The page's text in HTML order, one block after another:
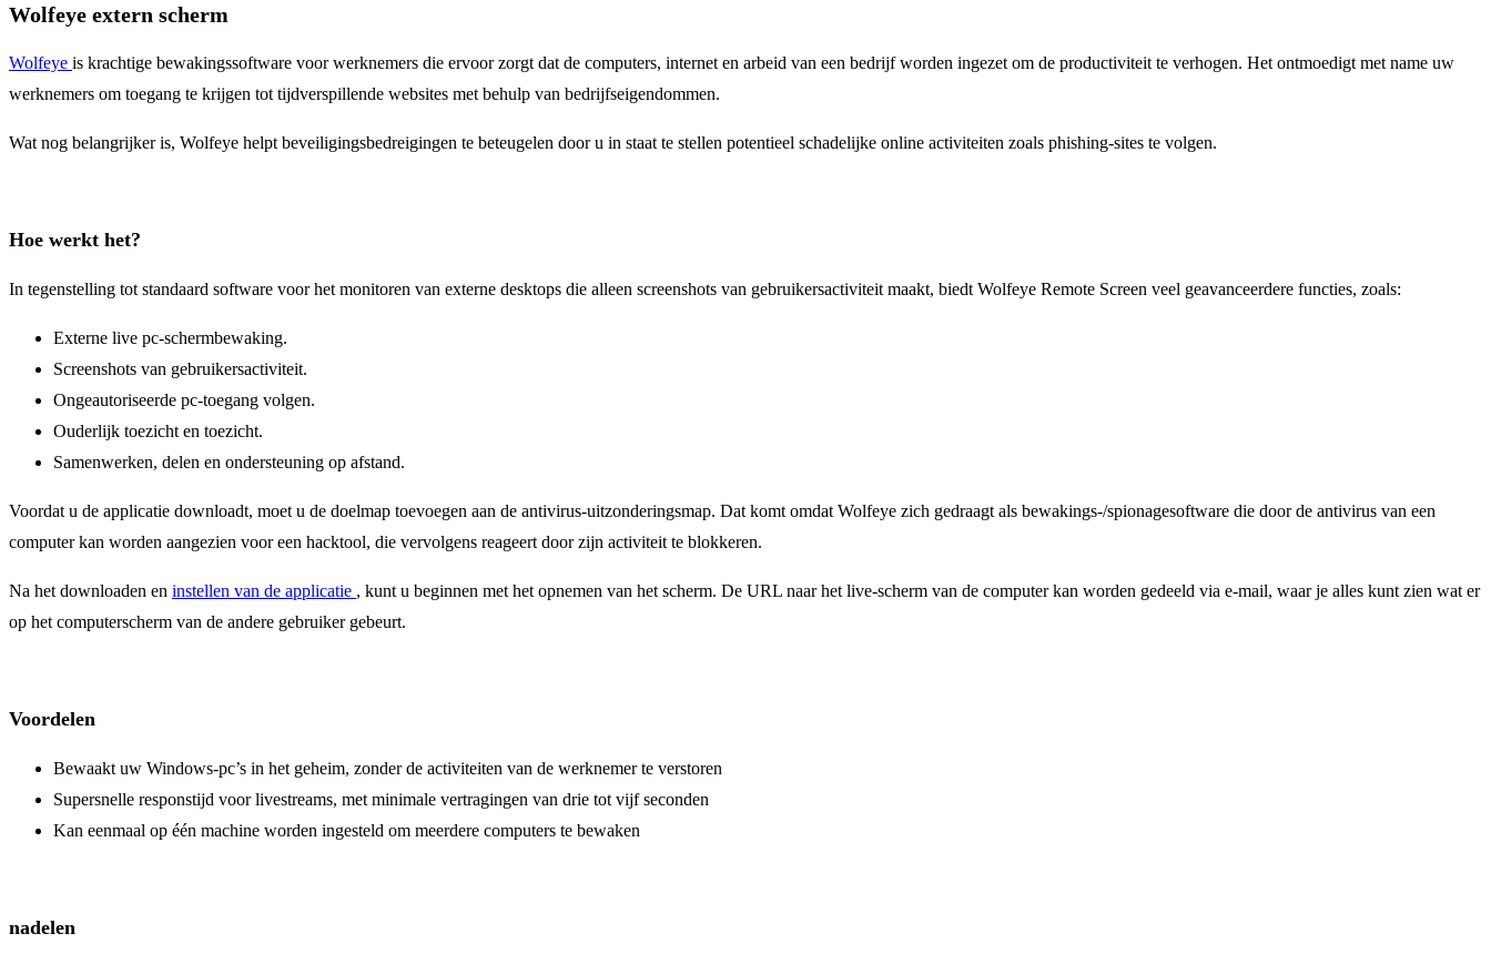
Wolfeye extern scherm
Wolfeye is krachtige bewakingssoftware voor werknemers die ervoor zorgt dat de computers, internet en arbeid van een bedrijf worden ingezet om de productiviteit te verhogen. Het ontmoedigt met name uw
werknemers om toegang te krijgen tot tijdverspillende websites met behulp van bedrijfseigendommen.
Wat nog belangrijker is, Wolfeye helpt beveiligingsbedreigingen te beteugelen door u in staat te stellen potentieel schadelijke online activiteiten zoals phishing-sites te volgen.
Hoe werkt het?
In tegenstelling tot standaard software voor het monitoren van externe desktops die alleen screenshots van gebruikersactiviteit maakt, biedt Wolfeye Remote Screen veel geavanceerdere functies, zoals:
Externe live pc-schermbewaking.
Screenshots van gebruikersactiviteit.
Ongeautoriseerde pc-toegang volgen.
Ouderlijk toezicht en toezicht.
Samenwerken, delen en ondersteuning op afstand.
Voordat u de applicatie downloadt, moet u de doelmap toevoegen aan de antivirus-uitzonderingsmap. Dat komt omdat Wolfeye zich gedraagt als bewakings-/spionagesoftware die door de antivirus van een
computer kan worden aangezien voor een hacktool, die vervolgens reageert door zijn activiteit te blokkeren.
Na het downloaden en instellen van de applicatie , kunt u beginnen met het opnemen van het scherm. De URL naar het live-scherm van de computer kan worden gedeeld via e-mail, waar je alles kunt zien wat er
op het computerscherm van de andere gebruiker gebeurt.
Voordelen
Bewaakt uw Windows-pc’s in het geheim, zonder de activiteiten van de werknemer te verstoren
Supersnelle responstijd voor livestreams, met minimale vertragingen van drie tot vijf seconden
Kan eenmaal op één machine worden ingesteld om meerdere computers te bewaken
nadelen